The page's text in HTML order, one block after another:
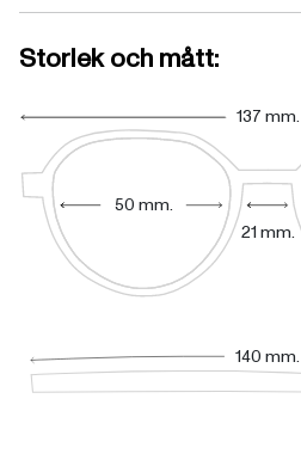
Storlek och mått:
21 mm.
50 mm.
137 mm.
140 mm.